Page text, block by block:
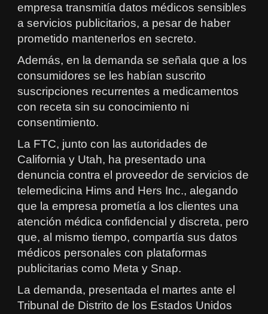
empresa transmitía datos médicos sensibles
a servicios publicitarios, a pesar de haber
prometido mantenerlos en secreto.
Además, en la demanda se señala que a los
consumidores se les habían suscrito
suscripciones recurrentes a medicamentos
con receta sin su conocimiento ni
consentimiento.
La FTC, junto con las autoridades de
California y Utah, ha presentado una
denuncia contra el proveedor de servicios de
telemedicina Hims and Hers Inc., alegando
que la empresa prometía a los clientes una
atención médica confidencial y discreta, pero
que, al mismo tiempo, compartía sus datos
médicos personales con plataformas
publicitarias como Meta y Snap.
La demanda, presentada el martes ante el
Tribunal de Distrito de los Estados Unidos